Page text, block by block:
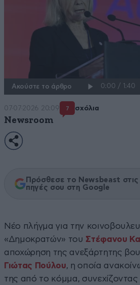
Ακούστε το άρθρο
07·07·2026 20:09 7 σχόλια
Newsroom
Πρόσθεσε το Newsbeast στις
πηγές σου στη Google
Νέο πλήγμα για την
«Δημοκρατών» του Στέφανου
αποχώρηση της ανεξάρτητης
Γιώτας Πούλου, η οποία
της από το κόμμα,